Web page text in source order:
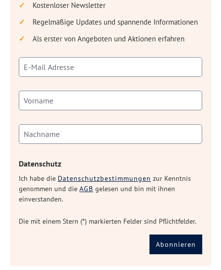
Kostenloser Newsletter
Regelmäßige Updates und spannende Informationen
Als erster von Angeboten und Aktionen erfahren
Datenschutz
Ich habe die Datenschutzbestimmungen zur Kenntnis
genommen und die AGB gelesen und bin mit ihnen
einverstanden.
Die mit einem Stern (*) markierten Felder sind Pflichtfelder.
Abonnieren